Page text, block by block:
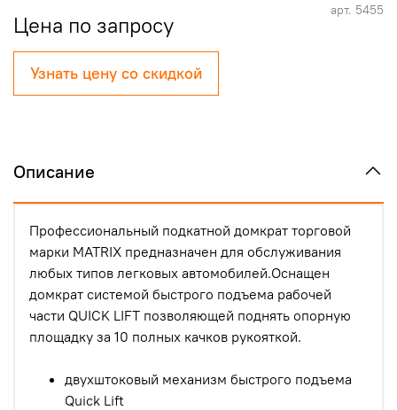
арт. 5455
Цена по запросу
Узнать цену со скидкой
Описание
Профессиональный подкатной домкрат торговой
марки MATRIX предназначен для обслуживания
любых типов легковых автомобилей.Оснащен
домкрат системой быстрого подъема рабочей
части QUICK LIFT позволяющей поднять опорную
площадку за 10 полных качков рукояткой.
двухштоковый механизм быстрого подъема
Quick Lift